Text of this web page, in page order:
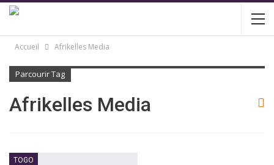
Accueil Afrikelles Media
Parcourir Tag
Afrikelles Media
TOGO